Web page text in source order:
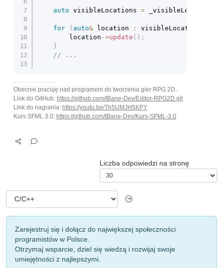
auto visibleLocations = _visibleLocations
for ( auto& location : visibleLocations
		location
->update ( ) ;
}
// ...
Obecnie pracuję nad programem do tworzenia gier RPG 2D.
Link do GitHub: https://github.com/tBane-Dev/Editor-RPG2D.git
Link do nagrania: https://youtu.be/Th5UMJH5KPY
Kurs SFML 3.0: https://github.com/tBane-Dev/Kurs-SFML-3.0
Liczba odpowiedzi na stronę
Zarejestruj się i dołącz do największej społeczności
programistów w Polsce.
Otrzymaj wsparcie, dziel się wiedzą i rozwijaj swoje
umiejętności z najlepszymi.